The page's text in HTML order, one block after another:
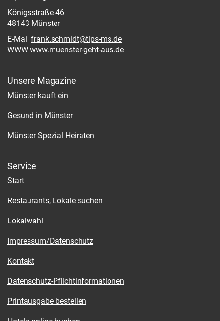
Königsstraße 46
48143 Münster
E-Mail frank.schmidt@tips-ms.de
WWW www.muenster-geht-aus.de
Unsere Magazine
Münster kauft ein
Gesund in Münster
Münster Spezial Heiraten
Service
Start
Restaurants, Lokale suchen
Lokalwahl
Impressum/Datenschutz
Kontakt
Datenschutz-Pflichtinformationen
Printausgabe bestellen